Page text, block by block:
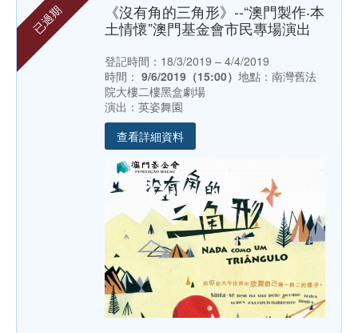
已過期
《沒有角的三角形》--“澳門製作‧本
土情懷”澳門基金會市民專場演出
登記時間：18/3/2019 – 4/4/2019
時間： 9/6/2019（15:00） 地點：南灣舊法
院大樓二樓黑盒劇場
演出：英姿舞園
查看詳細資料